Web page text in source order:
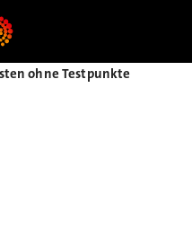
ohne Testpunkte